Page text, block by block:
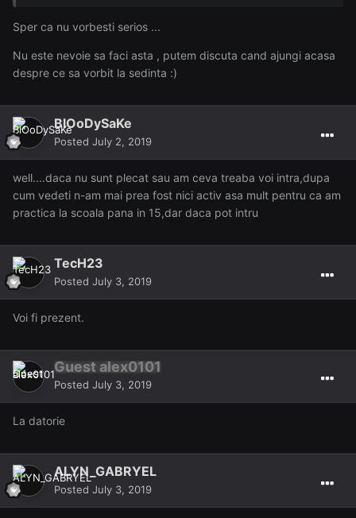
Sper ca nu vorbesti serios ...
Nu este nevoie sa faci asta , putem discuta cand ajungi acasa
despre ce sa vorbit la sedinta :)
BlOoDySaKe
Posted July 2, 2019
well....daca nu sunt plecat sau am ceva treaba voi intra,dupa
cum vedeti n-am mai prea fost nici activ asa mult pentru ca am
practica la scoala pana in 15,dar daca pot intru
TecH23
Posted July 3, 2019
Voi fi prezent.
Guest alex0101
Posted July 3, 2019
La datorie
ALYN_GABRYEL
Posted July 3, 2019